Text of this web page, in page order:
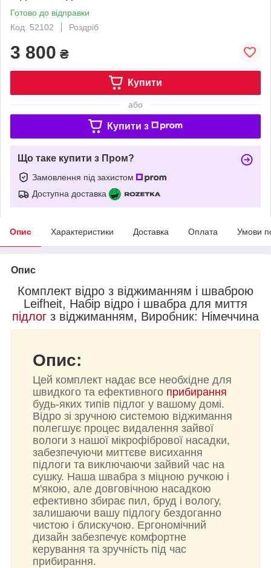
Готово до відправки
Код: 52102
Роздріб
3 800 ₴
Купити
або
Купити з
Що таке купити з Пром?
Замовлення під захистом
Доступна доставка
Опис Характеристики Доставка Оплата Умови
Опис
Комплект відро з віджиманням і шваброю
Leifheit, Набір відро і швабра для миття
підлог з віджиманням, Виробник: Німеччина
Опис:
Цей комплект надає все необхідне для
швидкого та ефективного прибирання
будь-яких типів підлог у вашому домі.
Відро зі зручною системою віджимання
полегшує процес видалення зайвої
вологи з нашої мікрофібрової насадки,
забезпечуючи миттєве висихання
підлоги та виключаючи зайвий час на
сушку. Наша швабра з міцною ручкою і
м'якою, але довговічною насадкою
ефективно збирає пил, бруд і вологу,
залишаючи вашу підлогу бездоганно
чистою і блискучою. Ергономічний
дизайн забезпечує комфортне
керування та зручність під час
прибирання.